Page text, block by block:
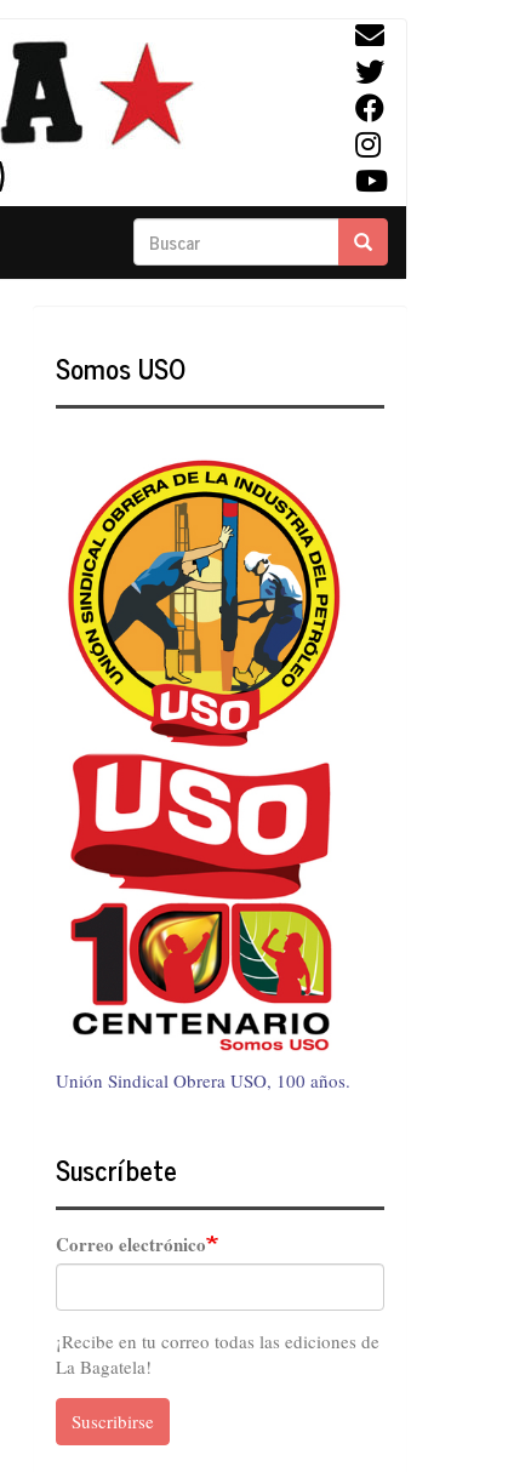
Buscar Buscar
Somos USO
Unión Sindical Obrera USO, 100 años.
Suscríbete
Correo electrónico
¡Recibe en tu correo todas las ediciones de
La Bagatela!
Suscribirse